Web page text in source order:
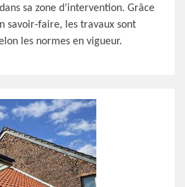
sa zone d’intervention. Grâce
savoir-faire, les travaux sont
les normes en vigueur.